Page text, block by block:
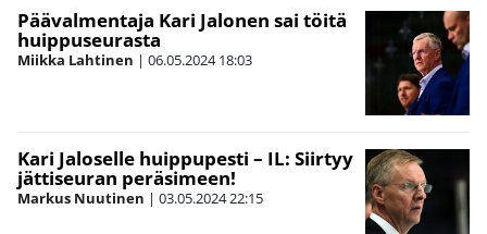
Päävalmentaja Kari Jalonen sai töitä
huippuseurasta
Miikka Lahtinen | 06.05.2024 18:03
Kari Jaloselle huippupesti – IL: Siirtyy
jättiseuran peräsimeen!
Markus Nuutinen | 03.05.202422:15